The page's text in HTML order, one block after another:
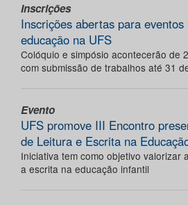
Inscrições
Inscrições abertas para
educação na UFS
Colóquio e simpósio acontecerão de
com submissão de trabalhos até 31
Evento
UFS promove III Encontro
de Leitura e Escrita na
Iniciativa tem como objetivo valorizar
a escrita na educação infantil